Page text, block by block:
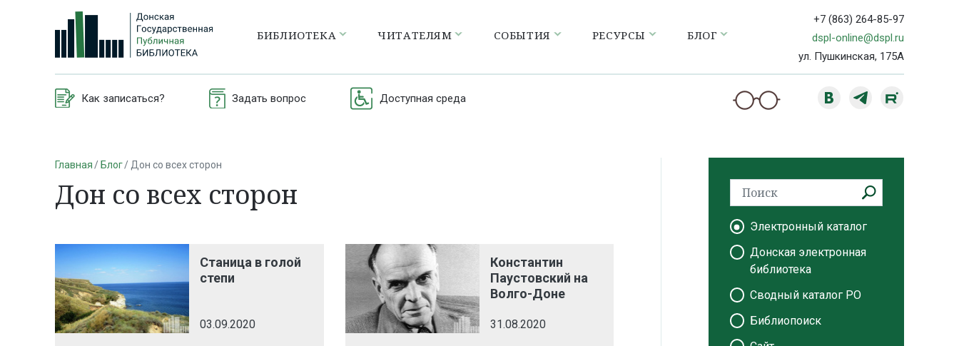
БИБЛИОТЕКА ЧИТАТЕЛЯМ СОБЫТИЯ РЕСУРСЫ БЛОГ
+7 (863) 264-85-97
dspl-online@dspl.ru
ул. Пушкинская, 175А
Как записаться? Задать вопрос Доступная среда
Главная Блог Дон со всех сторон
Дон со всех сторон
Станица в голой
степи
03.09.2020
Константин
Паустовский на
Волго-Доне
31.08.2020
Электронный каталог
Донская электронная
библиотека
Сводный каталог РО
Библиопоиск